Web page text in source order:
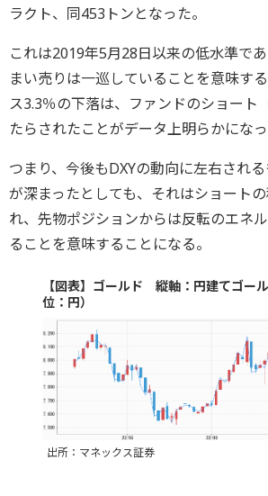
ラクト、同453トンとなった。
これは2019年5月28日以来の低水準で
まい売りは一巡していることを意味す
ス3.3％の下落は、ファンドのショート
たらされたことがデータ上明らかになっ
つまり、今後もDXYの動向に左右され
が深まったとしても、それはショート
れ、先物ポジションからは反転のエネ
ることを意味することになる。
【図表】ゴールド 縦軸：円建てゴー
位：円）
出所：マネックス証券